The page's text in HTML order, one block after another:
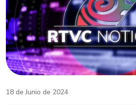
18 de Junio de 2024